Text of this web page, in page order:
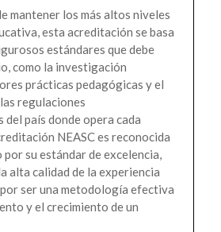
mantener los más altos niveles
esta acreditación se basa
estándares que debe
como la investigación
prácticas pedagógicas y el
regulaciones
del país donde opera cada
NEASC es reconocida
su estándar de excelencia,
alta calidad de la experiencia
ser una metodología efectiva
y el crecimiento de un